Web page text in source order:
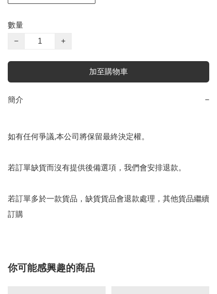
數量
−
+
加至購物車
簡介 −
如有任何爭議,本公司將保留最終決定權。
若訂單缺貨而沒有提供後備選項，我們會安排退款。
若訂單多於一款貨品，缺貨貨品會退款處理，其他貨品繼續
你可能感興趣的商品